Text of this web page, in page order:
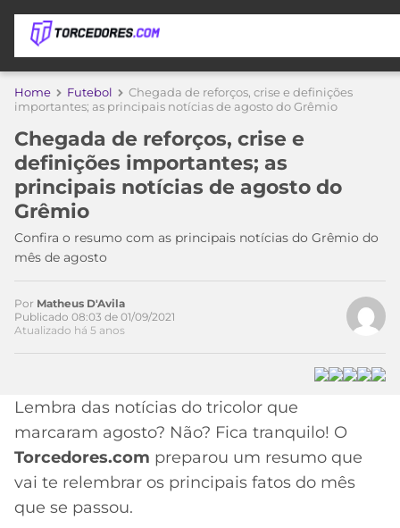
APOSTAS
DE
APOSTA
MELHORES
SITES
DE
CÓDIGO
PROMOCIONAL
CÓDIGO
DE
INDICAÇÃO
BET365
COPA
DO
MUNDO
TIMES
MEU
TIME
CORINTHIANS
SÃO
CAMPEONATOS
BRASILEIRÃO
A
LIBERTADORES
DO
MÍDIA
MERCADO
DA
BOLA
PALPITES
Home Futebol
Chegada de reforços, crise e definições
importantes; as principais notícias de agosto do Grêmio
Chegada de reforços, crise e
definições importantes; as
principais notícias de agosto do
Grêmio
Confira o resumo com as principais notícias do Grêmio do
mês de agosto
Acesse o perfil do autor
no Twitter
Por Matheus D'Avila
Publicado 08:03 de 01/09/2021
Atualizado há 5 anos
Lembra das notícias do tricolor que
marcaram agosto? Não? Fica tranquilo! O
Torcedores.com preparou um resumo que
vai te relembrar os principais fatos do mês
que se passou.